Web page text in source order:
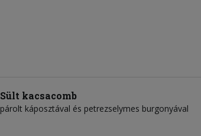
Sült kacsacomb
párolt káposztával és petrezselymes burgonyával